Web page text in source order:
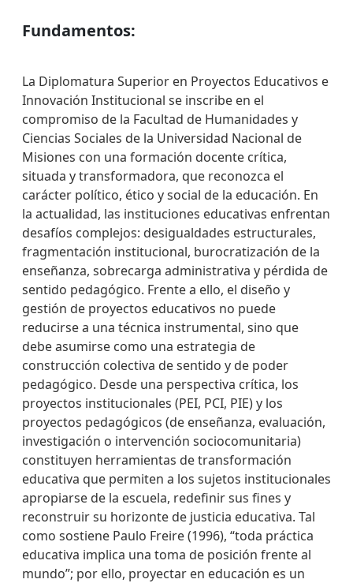
Fundamentos:
La Diplomatura Superior en Proyectos Educativos e
Innovación Institucional se inscribe en el
compromiso de la Facultad de Humanidades y
Ciencias Sociales de la Universidad Nacional de
Misiones con una formación docente crítica,
situada y transformadora, que reconozca el
carácter político, ético y social de la educación. En
la actualidad, las instituciones educativas enfrentan
desafíos complejos: desigualdades estructurales,
fragmentación institucional, burocratización de la
enseñanza, sobrecarga administrativa y pérdida de
sentido pedagógico. Frente a ello, el diseño y
gestión de proyectos educativos no puede
reducirse a una técnica instrumental, sino que
debe asumirse como una estrategia de
construcción colectiva de sentido y de poder
pedagógico. Desde una perspectiva crítica, los
proyectos institucionales (PEI, PCI, PIE) y los
proyectos pedagógicos (de enseñanza, evaluación,
investigación o intervención sociocomunitaria)
constituyen herramientas de transformación
educativa que permiten a los sujetos institucionales
apropiarse de la escuela, redefinir sus fines y
reconstruir su horizonte de justicia educativa. Tal
como sostiene Paulo Freire (1996), “toda práctica
educativa implica una toma de posición frente al
mundo”; por ello, proyectar en educación es un